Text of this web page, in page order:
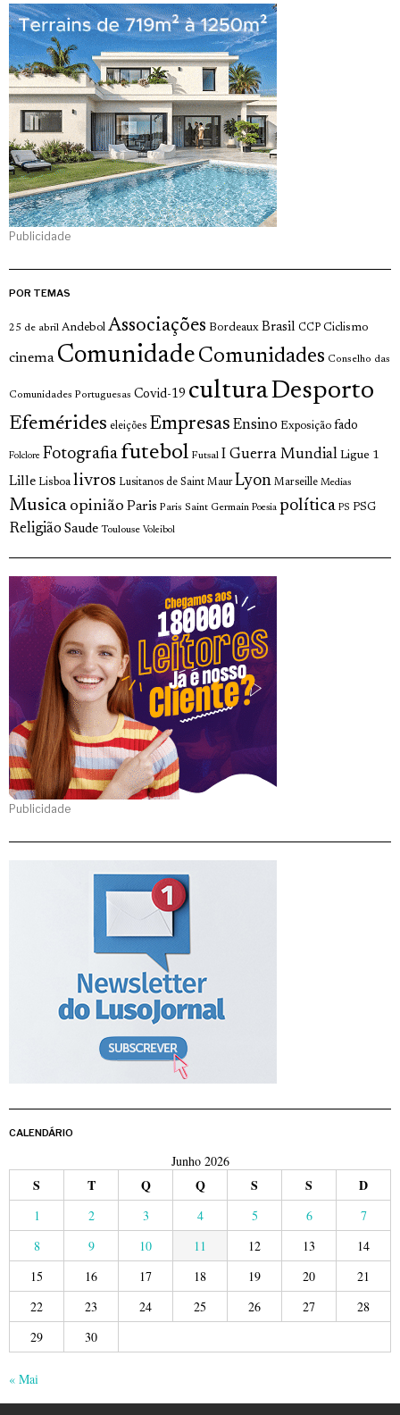
Publicidade
POR TEMAS
25 de abril Andebol Associações Bordeaux Brasil CCP Ciclismo
cinema Comunidade Comunidades Conselho das
Comunidades Portuguesas Covid-19 culturaDesporto
Efemérides eleições Empresas Ensino Exposição fado
Folclore Fotografia futebol Futsal I Guerra Mundial Ligue 1
Lille Lisboa livros Lusitanos de Saint Maur Lyon Marseille Medias
Musica opinião Paris Paris Saint Germain Poesia política PS PSG
Religião Saude Toulouse Voleibol
Publicidade
CALENDÁRIO
Junho 2026
S T Q Q S S D
1 2 3 4 5 6
7
8
9 10 11 12 13
14
15
16 17 18 19 20
21
22
23 24 25 26 27
28
29
30
« Mai